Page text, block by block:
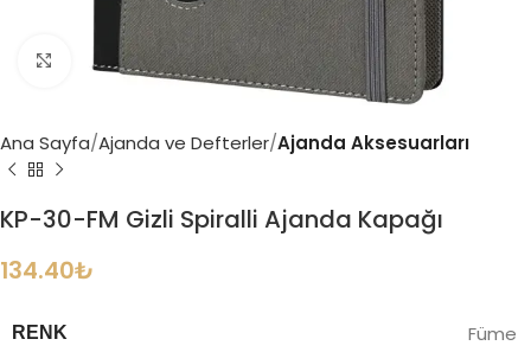
Büyütmek için tıklayın
Ana Sayfa Ajanda ve Defterler Ajanda Aksesuarları
KP-30-FM Gizli Spiralli Ajanda Kapağı
134.40₺
RENK Füme